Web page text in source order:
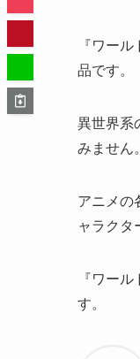
『ワー
品です。
異世界系
みません。
アニメの
ャラクタ
『ワー
す。